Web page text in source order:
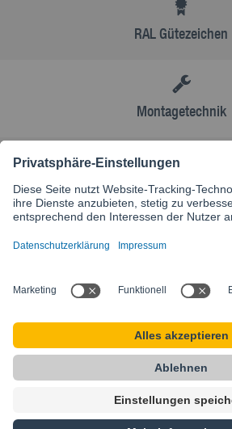
RAL Gütezeichen
Montagetechnik
AGB
Kontakt
Besuchen Sie unsere internationale
SIKLA INTERNATIONAL
Sitemap
Privacy Settings